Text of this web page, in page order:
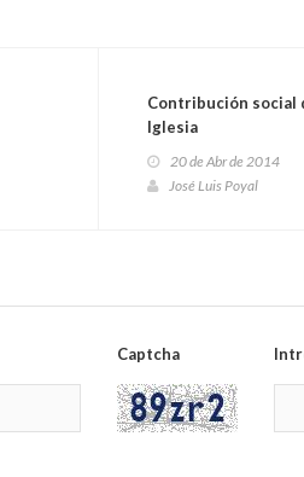
Contribución social
Iglesia
20 de Abr de 2014
José Luis Poyal
Captcha